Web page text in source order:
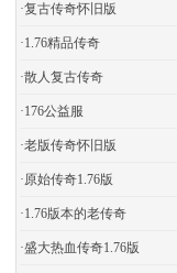
·复古传奇怀旧版
·1.76精品传奇
·散人复古传奇
·176公益服
·老版传奇怀旧版
·原始传奇1.76版
·1.76版本的老传奇
·盛大热血传奇1.76版